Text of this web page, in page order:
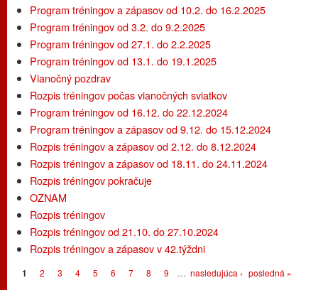
Program tréningov a zápasov od 10.2. do 16.2.2025
Program tréningov od 3.2. do 9.2.2025
Program tréningov od 27.1. do 2.2.2025
Program tréningov od 13.1. do 19.1.2025
Vianočný pozdrav
Rozpis tréningov počas vianočných sviatkov
Program tréningov od 16.12. do 22.12.2024
Program tréningov a zápasov od 9.12. do 15.12.2024
Rozpis tréningov a zápasov od 2.12. do 8.12.2024
Rozpis tréningov a zápasov od 18.11. do 24.11.2024
Rozpis tréningov pokračuje
OZNAM
Rozpis tréningov
Rozpis tréningov od 21.10. do 27.10.2024
Rozpis tréningov a zápasov v 42.týždni
Stránky
1 2 3 4 5 6 7 8 9 … nasledujúca › posledná »